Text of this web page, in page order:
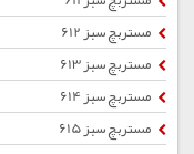
مستربچ سبز 612
مستربچ سبز 613
مستربچ سبز 614
مستربچ سبز 615